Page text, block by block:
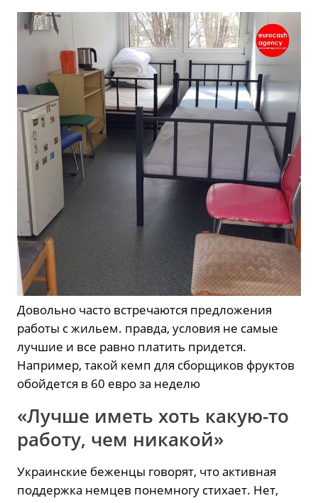
Довольно часто встречаются предложения
работы с жильем. правда, условия не самые
лучшие и все равно платить придется.
Например, такой кемп для сборщиков фруктов
обойдется в 60 евро за неделю
«Лучше иметь хоть какую-то
работу, чем никакой»
Украинские беженцы говорят, что активная
поддержка немцев понемногу стихает. Нет,